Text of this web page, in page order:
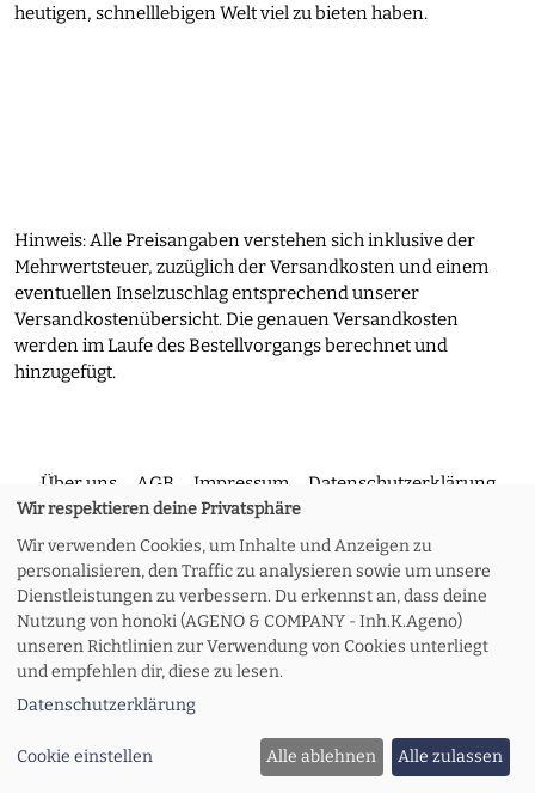
heutigen, schnelllebigen Welt viel zu bieten haben.
Hinweis: Alle Preisangaben verstehen sich inklusive der
Mehrwertsteuer, zuzüglich der Versandkosten und einem
eventuellen Inselzuschlag entsprechend unserer
Versandkostenübersicht. Die genauen Versandkosten
werden im Laufe des Bestellvorgangs berechnet und
hinzugefügt.
Über uns AGB Impressum Datenschutzerklärung
Kontakt Versand und Rückgabe Widerruf
Zahlungsoptionen Meine Bestellung
Wir respektieren deine Privatsphäre
Wir verwenden Cookies, um Inhalte und Anzeigen zu
personalisieren, den Traffic zu analysieren sowie um unsere
Dienstleistungen zu verbessern. Du erkennst an, dass deine
Nutzung von honoki (AGENO & COMPANY - Inh.K.Ageno)
unseren Richtlinien zur Verwendung von Cookies unterliegt
und empfehlen dir, diese zu lesen.
Datenschutzerklärung
Cookie einstellen Alle ablehnen Alle zulassen